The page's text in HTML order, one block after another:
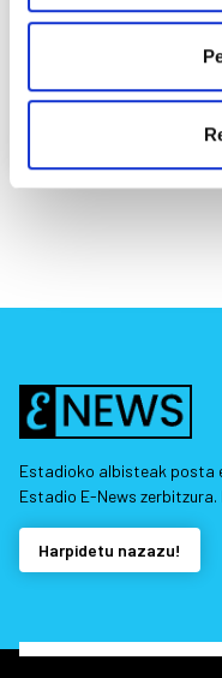
UDA DENBORALDIA
Estadioko albisteak posta
Estadio E-News zerbitzura.
Harpidetu nazazu!